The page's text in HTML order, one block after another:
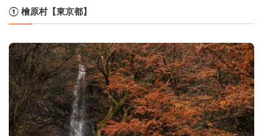
① 檜原村【東京都】